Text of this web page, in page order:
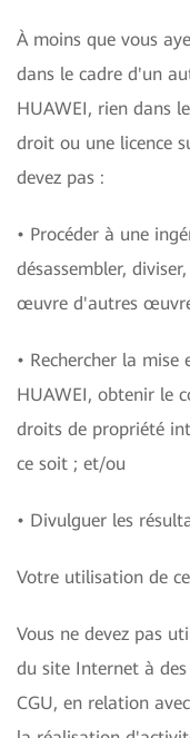
À moins que vous
dans le cadre d'un
HUAWEI, rien dans
droit ou une licence
devez pas :
• Procéder à une
désassembler,
œuvre d'autres
• Rechercher la
HUAWEI, obtenir le
droits de propriété
ce soit ; et/ou
• Divulguer les
Votre utilisation de
Vous ne devez pas
du site Internet à
CGU, en relation